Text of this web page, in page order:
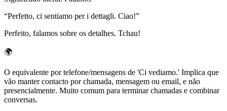
“Perfetto, ci sentiamo per i dettagli. Ciao!”
Perfeito, falamos sobre os detalhes. Tchau!
🌍
O equivalente por telefone/mensagens de 'Ci vediamo.' Implica que
vão manter contacto por chamada, mensagem ou email, e não
presencialmente. Muito comum para terminar chamadas e combinar
conversas.